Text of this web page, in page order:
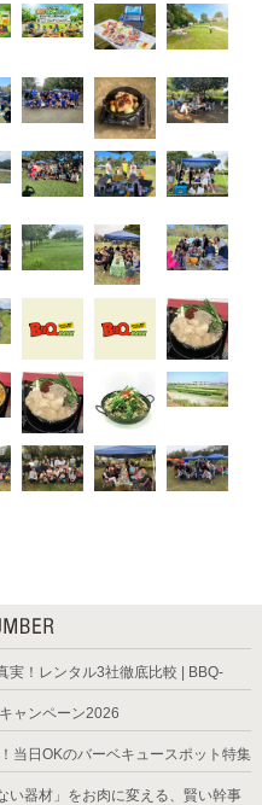
実！レンタル3社徹底比較 | BBQ-
ャンペーン2026
当日OKのバーベキュースポット特集
い器材」をお肉に変える、賢い幹事